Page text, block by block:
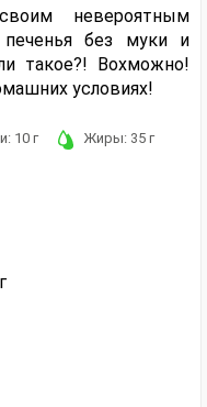
невероятным
без муки и
такое?! Вохможно!
условиях!
10 г Жиры: 35 г